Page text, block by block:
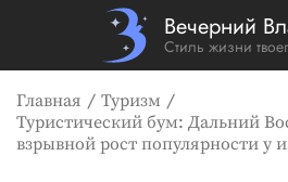
Вечерний
Стиль жизни
Главная
Туризм
Туристический бум: Дальний
взрывной рост популярности у